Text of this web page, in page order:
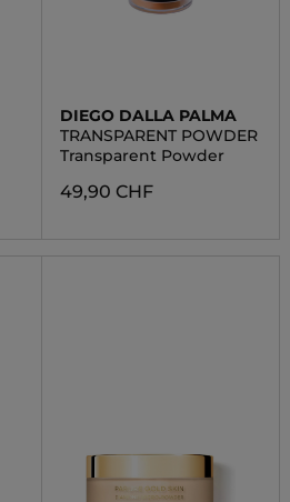
DIEGO DALLA PALMA
TRANSPARENT POWDER
Transparent Powder
49,90 CHF